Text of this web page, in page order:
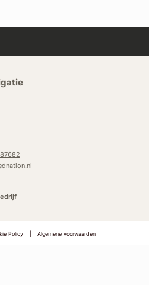
Policy Algemene voorwaarden